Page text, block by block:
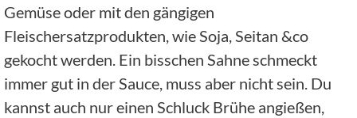
Gemüse oder mit den gängigen
Fleischersatzprodukten, wie Soja, Seitan &co
gekocht werden. Ein bisschen Sahne schmeckt
immer gut in der Sauce, muss aber nicht sein. Du
kannst auch nur einen Schluck Brühe angießen,